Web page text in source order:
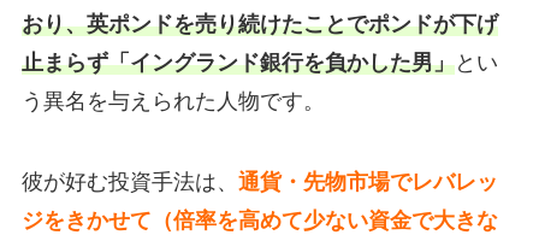
おり、英ポンドを売り続けたことでポンドが下げ
止まらず「イングランド銀行を負かした男」とい
う異名を与えられた人物です。
彼が好む投資手法は、 通貨・先物市場でレバレッ
ジをきかせて（倍率を高めて少ない資金で大きな